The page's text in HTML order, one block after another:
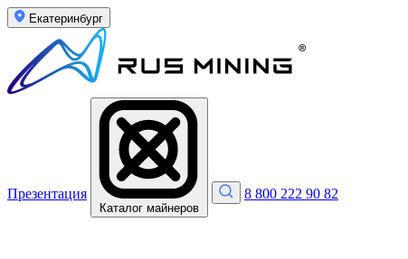
Екатеринбург
Презентация
Каталог майнеров
8 800 222 90 82